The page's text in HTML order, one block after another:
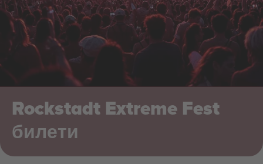
Rockstadt Extreme Fest
билети